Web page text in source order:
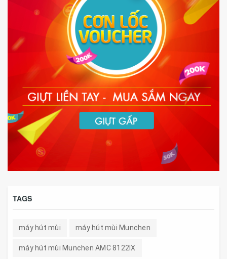
TAGS
máy hút mùi máy hút mùi Munchen
máy hút mùi Munchen AMC 8122IX